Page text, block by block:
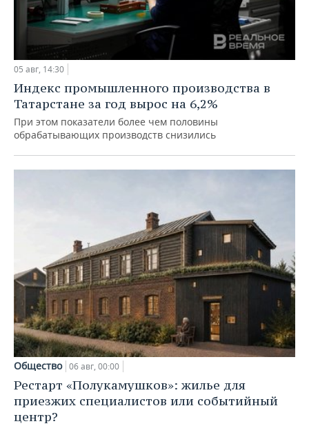
05 авг, 14:30
Индекс промышленного производства в
Татарстане за год вырос на 6,2%
При этом показатели более чем половины
обрабатывающих производств снизились
Общество 06 авг, 00:00
Рестарт «Полукамушков»: жилье для
приезжих специалистов или событийный
центр?